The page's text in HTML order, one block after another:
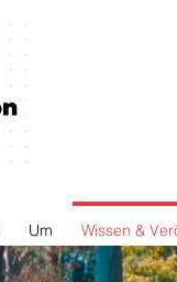
Um Wissen &